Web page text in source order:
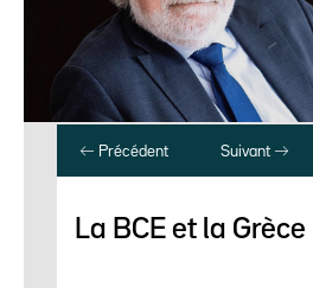
Précédent Suivant
La BCE et la Grèce